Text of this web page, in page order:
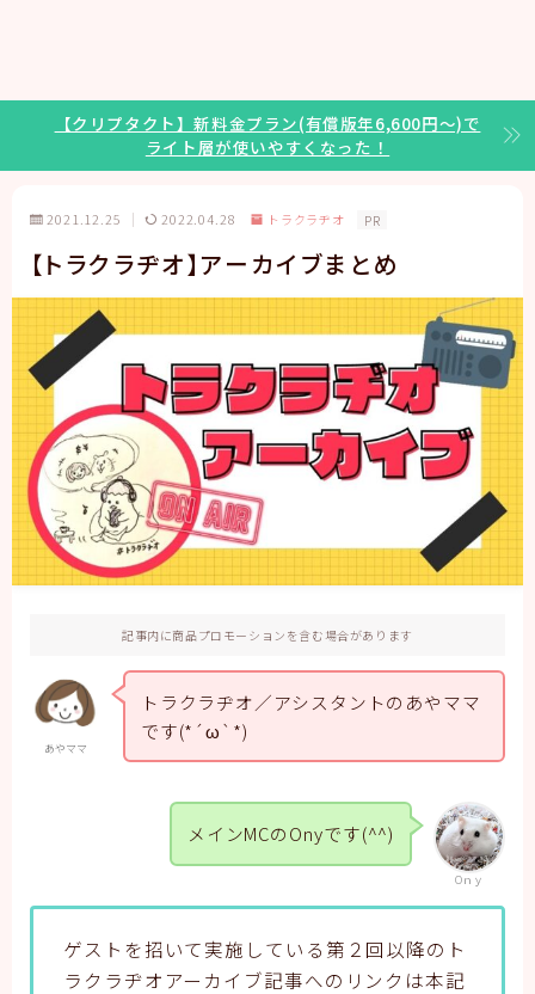
【クリプタクト】新料金プラン(有償版年6,600円～)で
ライト層が使いやすくなった！
2021.12.25 2022.04.28 トラクラヂオ PR
【トラクラヂオ】アーカイブまとめ
記事内に商品プロモーションを含む場合があります
あやママ
トラクラヂオ／アシスタントのあやママ
です(*´ω`*)
Oｎｙ
メインMCのOnyです(^^)
ゲストを招いて実施している第２回以降のト
ラクラヂオアーカイブ記事へのリンクは本記